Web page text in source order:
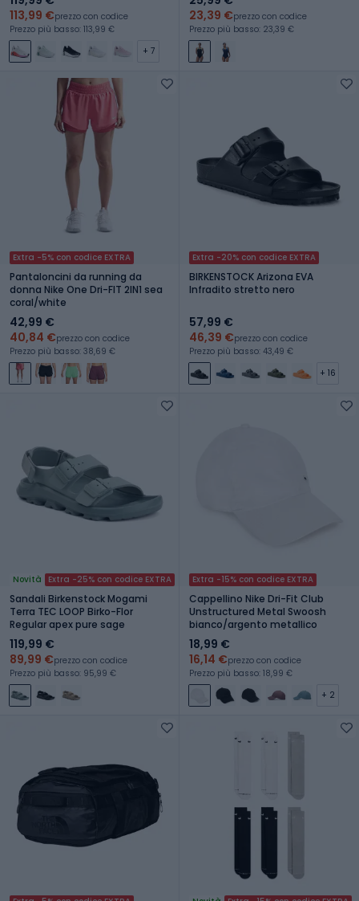
113,99 €prezzo con codice
Prezzo più basso: 113,99 €
+ 7
23,39 €prezzo con codice
Prezzo più basso: 23,39 €
Extra -5% con codice EXTRA
Pantaloncini da running da
donna Nike One Dri-FIT 2IN1 sea
coral/white
42,99 €
40,84 €prezzo con codice
Prezzo più basso: 38,69 €
Extra -20% con codice EXTRA
BIRKENSTOCK Arizona EVA
Infradito stretto nero
57,99 €
46,39 €prezzo con codice
Prezzo più basso: 43,49 €
+ 16
Novità Extra -25% con codice EXTRA
Sandali Birkenstock Mogami
Terra TEC LOOP Birko-Flor
Regular apex pure sage
119,99 €
89,99 €prezzo con codice
Prezzo più basso: 95,99 €
Extra -15% con codice EXTRA
Cappellino Nike Dri-Fit Club
Unstructured Metal Swoosh
bianco/argento metallico
18,99 €
16,14 €prezzo con codice
Prezzo più basso: 18,99 €
+ 2